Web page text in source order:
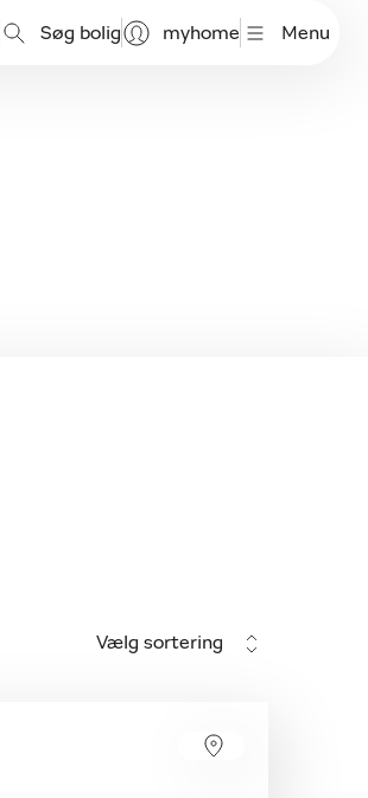
Søg bolig myhome Menu
Vælg sortering